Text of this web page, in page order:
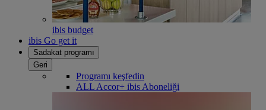
ibis budget
ibis Go get it
Sadakat programı
Geri
Programı keşfedin
ALL Accor+ ibis Aboneliği